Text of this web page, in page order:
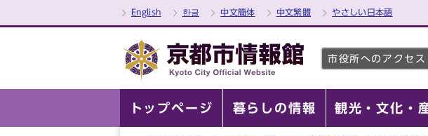
English 한글 中文簡体 中文繁體 やさしい日本語
市役所へのアクセス
トップページ 暮らしの情報 観光・文化・